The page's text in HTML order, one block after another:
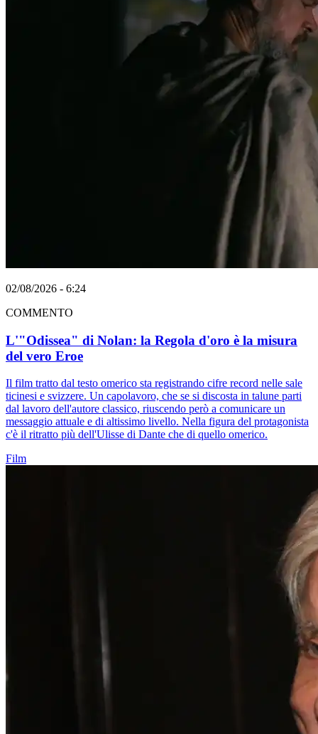
02/08/2026 - 6:24
COMMENTO
L'"Odissea" di Nolan: la Regola d'oro è la misura
del vero Eroe
Il film tratto dal testo omerico sta registrando cifre record nelle sale
ticinesi e svizzere. Un capolavoro, che se si discosta in talune parti
dal lavoro dell'autore classico, riuscendo però a comunicare un
messaggio attuale e di altissimo livello. Nella figura del protagonista
c'è il ritratto più dell'Ulisse di Dante che di quello omerico.
Film